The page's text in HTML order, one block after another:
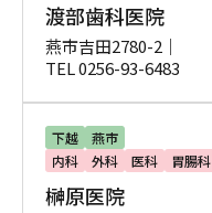
渡部歯科医院
燕市吉田2780-2｜
TEL 0256-93-6483
下越
燕市
内科
外科 医科 胃腸科
榊原医院